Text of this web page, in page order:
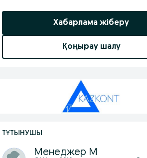
Хабарлама жіберу
Қоңырау шалу
ТҰТЫНУШЫ
Менеджер M